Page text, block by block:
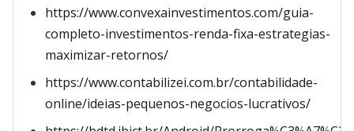
https://www.convexainvestimentos.com/guia-
completo-investimentos-renda-fixa-estrategias-
maximizar-retornos/
https://www.contabilizei.com.br/contabilidade-
online/ideias-pequenos-negocios-lucrativos/